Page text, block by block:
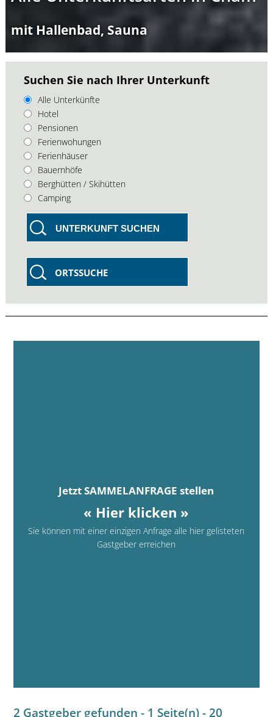
mit Hallenbad, Sauna
Suchen Sie nach Ihrer Unterkunft
Alle Unterkünfte
Hotel
Pensionen
Ferienwohungen
Ferienhäuser
Bauernhöfe
Berghütten / Skihütten
Camping
UNTERKUNFT SUCHEN
ORTSSUCHE
Jetzt SAMMELANFRAGE stellen
« Hier klicken »
Sie können mit einer einzigen Anfrage alle hier gelisteten
Gastgeber erreichen
2 Gastgeber gefunden - 1 Seite(n) - 20